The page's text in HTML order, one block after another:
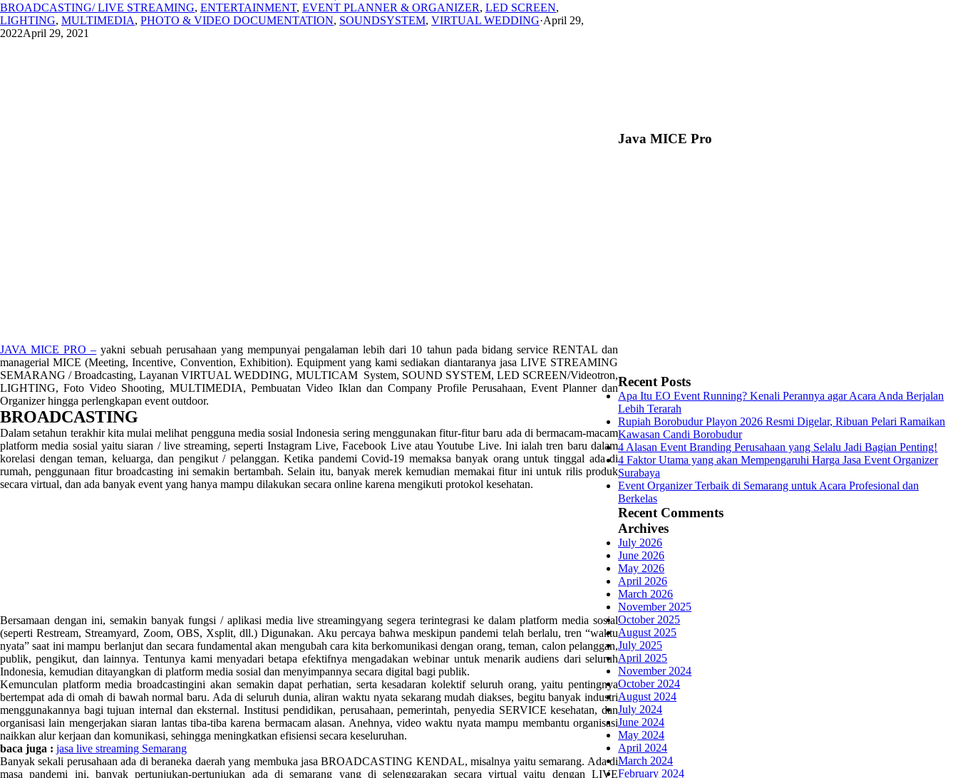
BROADCASTING/ LIVE STREAMING, ENTERTAINMENT, EVENT PLANNER & ORGANIZER, LED SCREEN,
LIGHTING, MULTIMEDIA, PHOTO & VIDEO DOCUMENTATION, SOUNDSYSTEM, VIRTUAL WEDDING·April 29,
2022April 29, 2021
JAVA MICE PRO – yakni sebuah perusahaan yang mempunyai pengalaman lebih dari 10 tahun pada bidang service RENTAL dan
managerial MICE (Meeting, Incentive, Convention, Exhibition). Equipment yang kami sediakan diantaranya jasa LIVE STREAMING
SEMARANG / Broadcasting, Layanan VIRTUAL WEDDING, MULTICAM System, SOUND SYSTEM, LED SCREEN/Videotron,
LIGHTING, Foto Video Shooting, MULTIMEDIA, Pembuatan Video Iklan dan Company Profile Perusahaan, Event Planner dan
Organizer hingga perlengkapan event outdoor.
BROADCASTING
Dalam setahun terakhir kita mulai melihat pengguna media sosial Indonesia sering menggunakan fitur-fitur baru ada di bermacam-macam
platform media sosial yaitu siaran / live streaming, seperti Instagram Live, Facebook Live atau Youtube Live. Ini ialah tren baru dalam
korelasi dengan teman, keluarga, dan pengikut / pelanggan. Ketika pandemi Covid-19 memaksa banyak orang untuk tinggal ada di
rumah, penggunaan fitur broadcasting ini semakin bertambah. Selain itu, banyak merek kemudian memakai fitur ini untuk rilis produk
secara virtual, dan ada banyak event yang hanya mampu dilakukan secara online karena mengikuti protokol kesehatan.
Bersamaan dengan ini, semakin banyak fungsi / aplikasi media live streamingyang segera terintegrasi ke dalam platform media sosial
(seperti Restream, Streamyard, Zoom, OBS, Xsplit, dll.) Digunakan. Aku percaya bahwa meskipun pandemi telah berlalu, tren “waktu
nyata” saat ini mampu berlanjut dan secara fundamental akan mengubah cara kita berkomunikasi dengan orang, teman, calon pelanggan,
publik, pengikut, dan lainnya. Tentunya kami menyadari betapa efektifnya mengadakan webinar untuk menarik audiens dari seluruh
Indonesia, kemudian ditayangkan di platform media sosial dan menyimpannya secara digital bagi publik.
Kemunculan platform media broadcastingini akan semakin dapat perhatian, serta kesadaran kolektif seluruh orang, yaitu pentingnya
bertempat ada di omah di bawah normal baru. Ada di seluruh dunia, aliran waktu nyata sekarang mudah diakses, begitu banyak industri
menggunakannya bagi tujuan internal dan eksternal. Institusi pendidikan, perusahaan, pemerintah, penyedia SERVICE kesehatan, dan
organisasi lain mengerjakan siaran lantas tiba-tiba karena bermacam alasan. Anehnya, video waktu nyata mampu membantu organisasi
naikkan alur kerjaan dan komunikasi, sehingga meningkatkan efisiensi secara keseluruhan.
baca juga : jasa live streaming Semarang
Banyak sekali perusahaan ada di beraneka daerah yang membuka jasa BROADCASTING KENDAL, misalnya yaitu semarang. Ada di
masa pandemi ini, banyak pertunjukan-pertunjukan ada di semarang yang di selenggarakan secara virtual yaitu dengan LIVE
Java MICE Pro
Recent Posts
Apa Itu EO Event Running? Kenali Perannya agar Acara Anda Berjalan
Lebih Terarah
Rupiah Borobudur Playon 2026 Resmi Digelar, Ribuan Pelari Ramaikan
Kawasan Candi Borobudur
4 Alasan Event Branding Perusahaan yang Selalu Jadi Bagian Penting!
4 Faktor Utama yang akan Mempengaruhi Harga Jasa Event Organizer
Surabaya
Event Organizer Terbaik di Semarang untuk Acara Profesional dan
Berkelas
Recent Comments
Archives
July 2026
June 2026
May 2026
April 2026
March 2026
November 2025
October 2025
August 2025
July 2025
April 2025
November 2024
October 2024
August 2024
July 2024
June 2024
May 2024
April 2024
March 2024
February 2024